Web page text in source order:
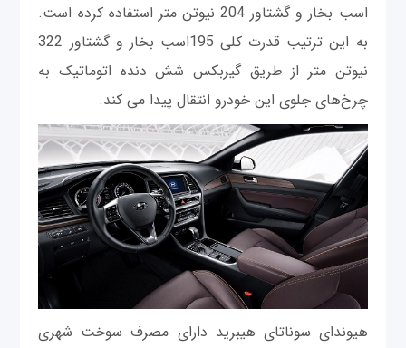
اسب بخار و گشتاور 204 نیوتن متر استفاده کرده است.
به این ترتیب قدرت کلی 195اسب بخار و گشتاور 322
نیوتن متر از طریق گیربکس شش دنده اتوماتیک به
چرخ‌های جلوی این خودرو انتقال پیدا می کند.
هیوندای سوناتای هیبرید دارای مصرف سوخت شهری